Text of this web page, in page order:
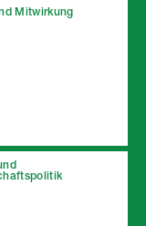
Mitwirkung